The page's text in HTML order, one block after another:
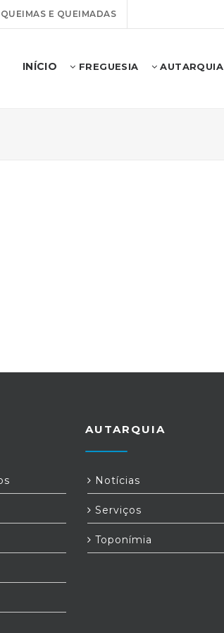
QUEIMAS E QUEIMADAS
INÍCIO FREGUESIA AUTARQUIA
AUTARQUIA
Notícias
Serviços
Toponímia